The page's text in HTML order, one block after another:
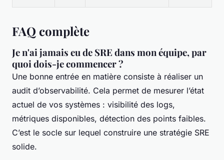
FAQ complète
Je n'ai jamais eu de SRE dans mon équipe, par
quoi dois-je commencer ?
Une bonne entrée en matière consiste à réaliser un
audit d’observabilité. Cela permet de mesurer l’état
actuel de vos systèmes : visibilité des logs,
métriques disponibles, détection des points faibles.
C’est le socle sur lequel construire une stratégie SRE
solide.